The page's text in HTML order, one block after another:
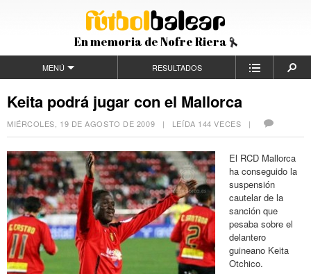
En memoria de Nofre Riera
MENÚ RESULTADOS
Keita podrá jugar con el Mallorca
MIÉRCOLES, 19 DE AGOSTO DE 2009 | LEÍDA 144 VECES |
El RCD Mallorca
ha conseguido la
suspensión
cautelar de la
sanción que
pesaba sobre el
delantero
guineano Keita
Otchico.